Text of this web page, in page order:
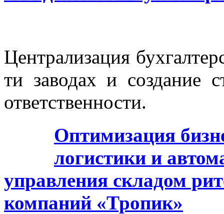
Централизация
ти заводах и создание
ответственности.
Оптимизация
логистики и
управления складом
компаний «Тропик»